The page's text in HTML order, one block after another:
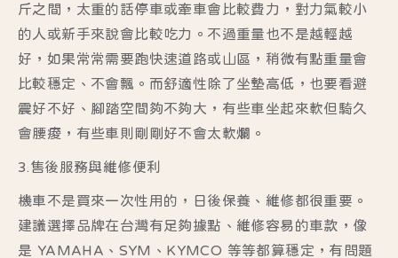
斤之間，太重的話停車或牽車會比較費力，對力氣較小
的人或新手來說會比較吃力。不過重量也不是越輕越
好，如果常常需要跑快速道路或山區，稍微有點重量會
比較穩定、不會飄。而舒適性除了坐墊高低，也要看避
震好不好、腳踏空間夠不夠大，有些車坐起來軟但騎久
會腰痠，有些車則剛剛好不會太軟爛。
3.售後服務與維修便利
機車不是買來一次性用的，日後保養、維修都很重要。
建議選擇品牌在台灣有足夠據點、維修容易的車款，像
是 YAMAHA、SYM、KYMCO 等等都算穩定，有問題